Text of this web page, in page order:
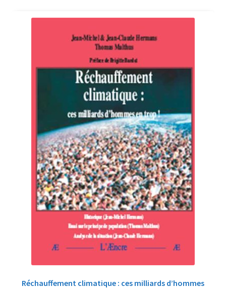
Réchauffement climatique : ces milliards d’hommes